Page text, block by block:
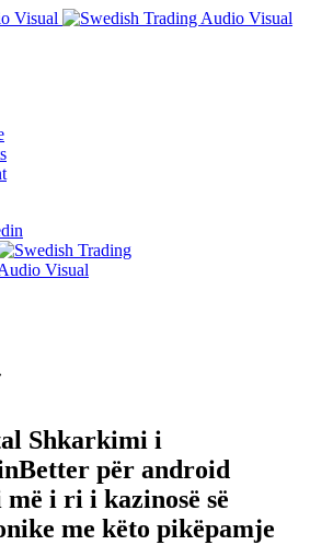
Shkarkimi i
për android
i ri i kazinosë së
me këto pikëpamje